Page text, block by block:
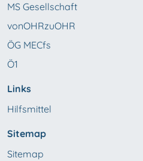
MS Gesellschaft
vonOHRzuOHR
ÖG MECfs
Ö1
Links
Hilfsmittel
Sitemap
Sitemap